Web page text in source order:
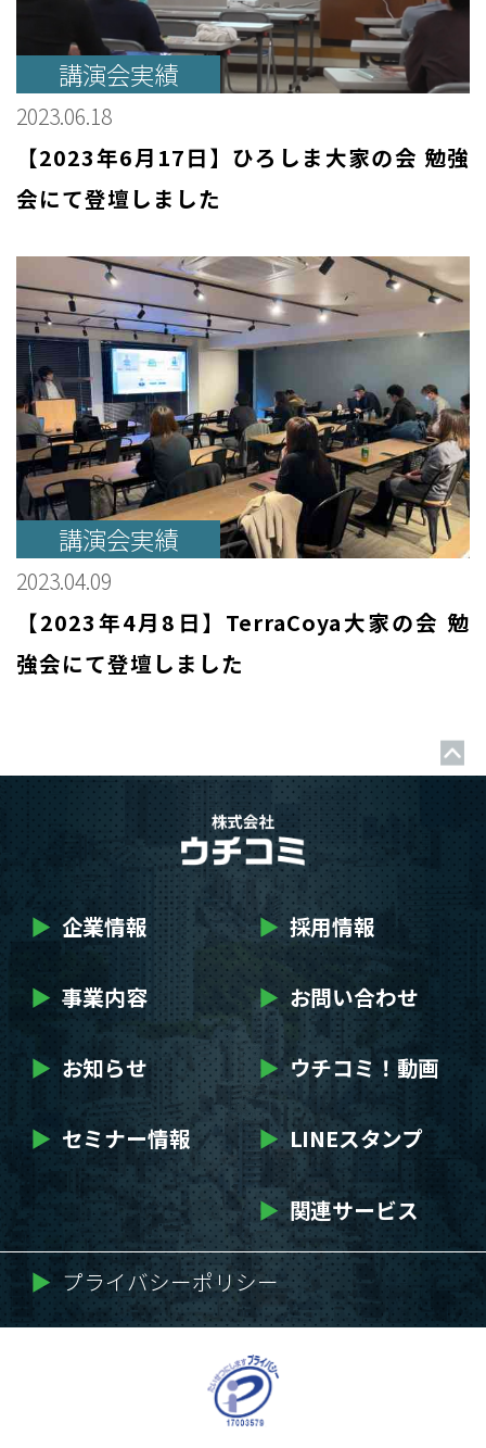
講演会実績
2023.06.18
【2023年6月17日】ひろしま大家の会 勉強
会にて登壇しました
講演会実績
2023.04.09
【2023年4月8日】TerraCoya大家の会 勉
強会にて登壇しました
▶ 企業情報 ▶ 採用情報
▶ 事業内容 ▶ お問い合わせ
▶ お知らせ ▶ ウチコミ！動画
▶ セミナー情報 ▶ LINEスタンプ
▶ 関連サービス
▶ プライバシーポリシー